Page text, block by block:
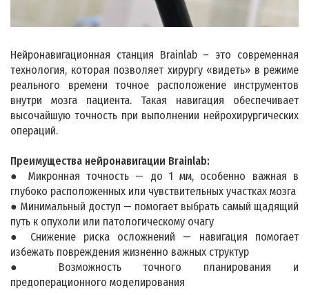
Нейронавигационная станция Brainlab – это современная
технология, которая позволяет хирургу «видеть» в режиме
реального времени точное расположение инструментов
внутри мозга пациента. Такая навигация обеспечивает
высочайшую точность при выполнении нейрохирургических
операций.
Преимущества нейронавигации Brainlab:
● Микронная точность — до 1 мм, особенно важная в
глубоко расположенных или чувствительных участках мозга
● Минимальный доступ — помогает выбрать самый щадящий
путь к опухоли или патологическому очагу
● Снижение риска осложнений — навигация помогает
избежать повреждения жизненно важных структур
● Возможность точного планирования и
предоперационного моделирования